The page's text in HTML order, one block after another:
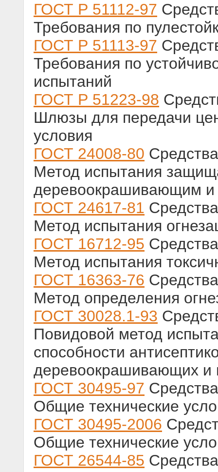
ГОСТ Р 51112-97
Требования по
ГОСТ Р 51113-97
Требования по
испытаний
ГОСТ Р 51223-98
Шлюзы для передачи
условия
ГОСТ 24008-80
Метод испытания
деревоокрашивающим и
ГОСТ 24617-81
Метод испытания
ГОСТ 16712-95
Метод испытания
ГОСТ 16363-76
Метод определения
ГОСТ 30028.1-93
Повидовой метод
способности
деревоокрашивающих и
ГОСТ 30495-97
Общие технические
ГОСТ 30495-2006
Общие технические
ГОСТ 26544-85